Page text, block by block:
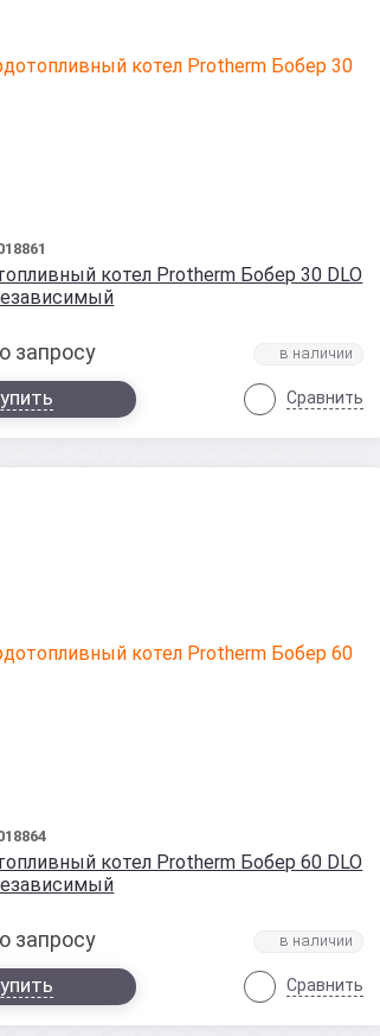
котел Protherm Бобер 30 DLO
запросу
Сравнить
котел Protherm Бобер 60 DLO
запросу
Сравнить